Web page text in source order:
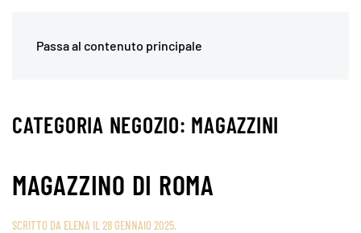
Passa al contenuto principale
CATEGORIA NEGOZIO: MAGAZZINI
MAGAZZINO DI ROMA
SCRITTO DA ELENA IL28 GENNAIO 2025.